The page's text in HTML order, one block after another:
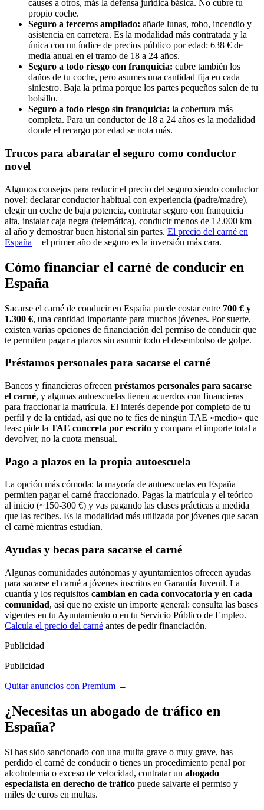
causes a otros, más la defensa jurídica básica. No cubre tu
propio coche.
Seguro a terceros ampliado: añade lunas, robo, incendio y
asistencia en carretera. Es la modalidad más contratada y la
única con un índice de precios público por edad: 638 € de
media anual en el tramo de 18 a 24 años.
Seguro a todo riesgo con franquicia: cubre también los
daños de tu coche, pero asumes una cantidad fija en cada
siniestro. Baja la prima porque los partes pequeños salen de tu
bolsillo.
Seguro a todo riesgo sin franquicia: la cobertura más
completa. Para un conductor de 18 a 24 años es la modalidad
donde el recargo por edad se nota más.
Trucos para abaratar el seguro como conductor
novel
Algunos consejos para reducir el precio del seguro siendo conductor
novel: declarar conductor habitual con experiencia (padre/madre),
elegir un coche de baja potencia, contratar seguro con franquicia
alta, instalar caja negra (telemática), conducir menos de 12.000 km
al año y demostrar buen historial sin partes. El precio del carné en
España + el primer año de seguro es la inversión más cara.
Cómo financiar el carné de conducir en
España
Sacarse el carné de conduciren España puede costar entre 700 € y
1.300 €, una cantidad importante para muchos jóvenes. Por suerte,
existen varias opciones de financiación del permiso de conducir que
te permiten pagar a plazos sin asumir todo el desembolso de golpe.
Préstamos personales para sacarse el carné
Bancos y financieras ofrecen préstamos personales para sacarse
el carné, y algunas autoescuelas tienen acuerdos con financieras
para fraccionar la matrícula. El interés depende por completo de tu
perfil y de la entidad, así que no te fíes de ningún TAE «medio» que
leas: pide la TAE concreta por escrito y compara el importe total a
devolver, no la cuota mensual.
Pago a plazos en la propia autoescuela
La opción más cómoda: la mayoría de autoescuelas en España
permiten pagar el carné fraccionado. Pagas la matrícula y el teórico
al inicio (~150-300 €) y vas pagando las clases prácticas a medida
que las recibes. Es la modalidad más utilizada por jóvenes que sacan
el carné mientras estudian.
Ayudas y becas para sacarse el carné
Algunas comunidades autónomas y ayuntamientos ofrecen ayudas
para sacarse el carné a jóvenes inscritos en Garantía Juvenil. La
cuantía y los requisitos cambian en cada convocatoria y en cada
comunidad, así que no existe un importe general: consulta las bases
vigentes en tu Ayuntamiento o en tu Servicio Público de Empleo.
Calcula el precio del carné antes de pedir financiación.
Publicidad
Publicidad
Quitar anuncios con Premium →
¿Necesitas un abogado de tráfico en
España?
Si has sido sancionado con una multa grave o muy grave, has
perdido el carné de conducir o tienes un procedimiento penal por
alcoholemia o exceso de velocidad, contratar un abogado
especialista en derecho de tráfico puede salvarte el permiso y
miles de euros en multas.